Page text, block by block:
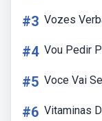
#3 Vozes
#4 Vou Pedir
#5 Voce Vai
#6 Vitaminas